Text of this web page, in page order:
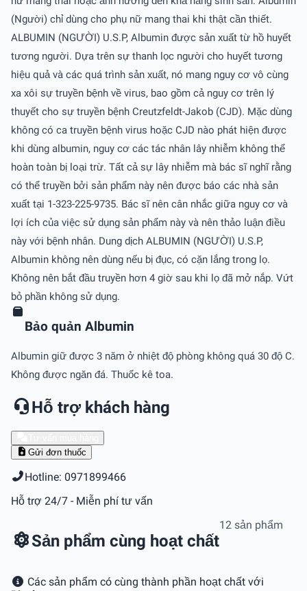
(Người) chỉ dùng cho phụ nữ mang thai khi thật cần thiết.
ALBUMIN (NGƯỜI) U.S.P, Albumin được sản xuất từ hồ huyết
tương người. Dựa trên sự thanh lọc người cho huyết tương
hiệu quả và các quá trình sản xuất, nó mang nguy cơ vô cùng
xa xôi sự truyền bệnh về virus, bao gồm cả nguy cơ trên lý
thuyết cho sự truyền bệnh Creutzfeldt-Jakob (CJD). Mặc dùng
không có ca truyền bệnh virus hoặc CJD nào phát hiện được
khi dùng albumin, nguy cơ các tác nhân lây nhiễm không thể
hoàn toàn bị loại trừ. Tất cả sự lây nhiễm mà bác sĩ nghĩ rằng
có thể truyền bởi sản phẩm này nên được báo các nhà sản
xuất tại 1-323-225-9735. Bác sĩ nên cân nhắc giữa nguy cơ và
lợi ích của việc sử dụng sản phẩm này và nên thảo luận điều
này với bệnh nhân. Dung dịch ALBUMIN (NGƯỜI) U.S.P,
Albumin không nên dùng nếu bị đục, có cặn lắng trong lọ.
Không nên bắt đầu truyền hơn 4 giờ sau khi lọ đã mở nắp. Vứt
bỏ phần không sử dụng.
Bảo quản Albumin
Albumin giữ được 3 năm ở nhiệt độ phòng không quá 30 độ C.
Không được ngăn đá. Thuốc kê toa.
Hỗ trợ khách hàng
Gửi đơn thuốc
Hotline: 0971899466
Hỗ trợ 24/7 - Miễn phí tư vấn
Sản phẩm cùng hoạt chất
12 sản phẩm
Các sản phẩm có cùng thành phần hoạt chất với